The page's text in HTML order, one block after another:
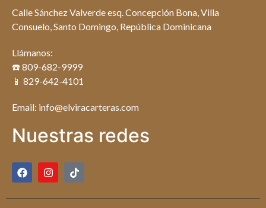
Calle Sánchez Valverde esq. Concepción Bona, Villa
Consuelo, Santo Domingo, República Dominicana
Llámanos:
☎️ 809-682-9999
📱 829-642-4101
Email: info@elviracarteras.com
Nuestras redes